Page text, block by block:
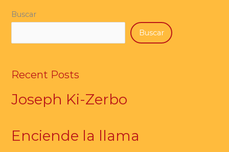
Buscar
Buscar
Recent Posts
Joseph Ki-Zerbo
Enciende la llama